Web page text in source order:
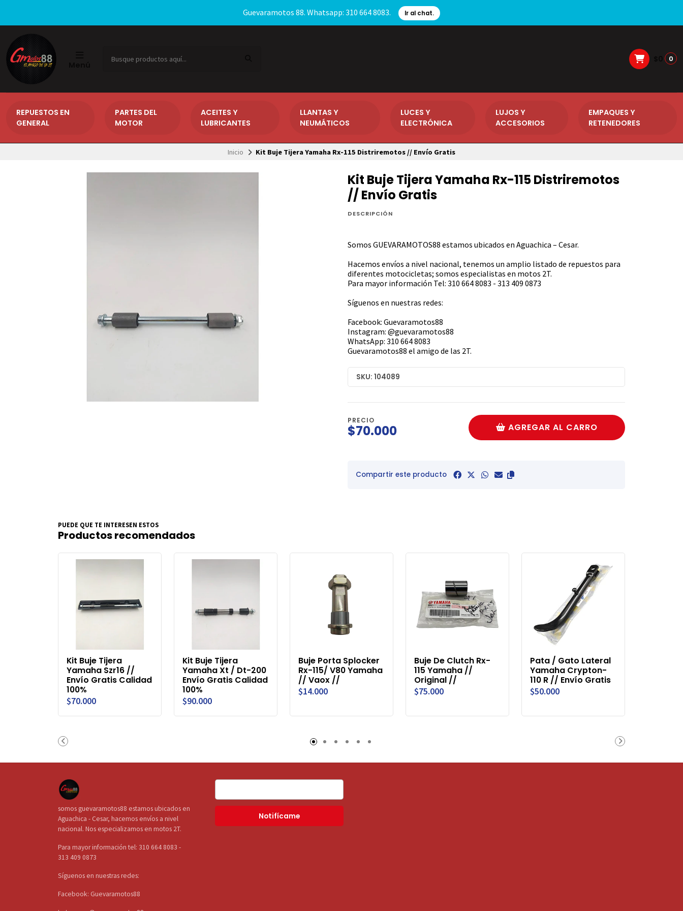
Guevaramotos 88. Whatsapp: 310 664 8083. Ir al chat.
0
REPUESTOS EN
GENERAL
PARTES DEL
MOTOR
ACEITES Y
LUBRICANTES
LLANTAS Y
NEUMÁTICOS
LUCES Y
ELECTRÓNICA
LUJOS Y
ACCESORIOS
EMPAQUES Y
RETENEDORES
Inicio Kit Buje Tijera Yamaha Rx-115 Distriremotos // Envío Gratis
Kit Buje Tijera Yamaha Rx-115 Distriremotos
// Envío Gratis
DESCRIPCIÓN
Somos GUEVARAMOTOS88 estamos ubicados en Aguachica – Cesar.
Hacemos envíos a nivel nacional, tenemos un amplio listado de repuestos para
diferentes motocicletas; somos especialistas en motos 2T.
Para mayor información Tel: 310 664 8083 - 313 409 0873
Síguenos en nuestras redes:
Facebook: Guevaramotos88
Instagram: @guevaramotos88
WhatsApp: 310 664 8083
Guevaramotos88 el amigo de las 2T.
SKU: 104089
PRECIO
$70.000 AGREGAR AL CARRO
Compartir este producto
PUEDE QUE TE INTERESEN ESTOS
Productos recomendados
Kit Buje Tijera
Yamaha Szr16 //
Envío Gratis Calidad
100%
$70.000
Kit Buje Tijera
Yamaha Xt / Dt-200
Envío Gratis Calidad
100%
$90.000
Buje Porta Splocker
Rx-115/ V80 Yamaha
// Vaox //
$14.000
Buje De Clutch Rx-
115 Yamaha //
Original //
$75.000
Pata / Gato Lateral
Yamaha Crypton-
110 R // Envío Gratis
$50.000
somos guevaramotos88 estamos ubicados en
Aguachica - Cesar, hacemos envíos a nivel
nacional. Nos especializamos en motos 2T.
Para mayor información tel: 310 664 8083 -
313 409 0873
Síguenos en nuestras redes:
Facebook: Guevaramotos88
Notifícame